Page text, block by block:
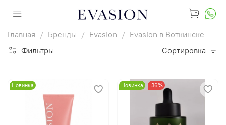
Главная Бренды Evasion
Evasion в Воткинске
Фильтры
Сортировка
Новинка Новинка -36%